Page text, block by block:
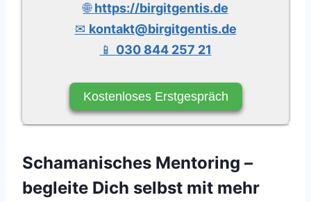
🌐https://birgitgentis.de
✉ kontakt@birgitgentis.de
📱 030 844 257 21
Kostenloses Erstgespräch
Schamanisches Mentoring –
begleite Dich selbst mit mehr